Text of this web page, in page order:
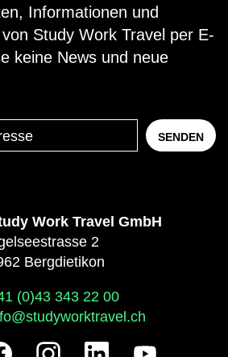
Informationen und
Study Work Travel per E-
keine News und neue
SENDEN
Work Travel GmbH
2
Bergdietikon
(0)43 343 22 00